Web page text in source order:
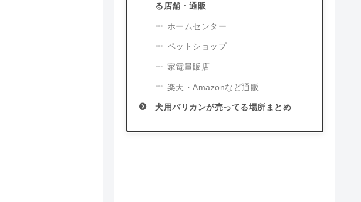
る店舗・通販
ホームセンター
ペットショップ
家電量販店
楽天・Amazonなど通販
犬用バリカンが売ってる場所まとめ